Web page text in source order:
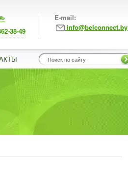
38-49
E-mail:
info@belconnect.by